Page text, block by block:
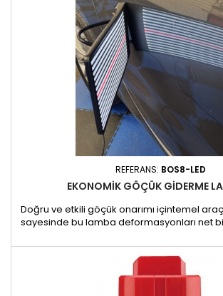
REFERANS: BOS8-LED
EKONOMIK GÖÇÜK GIDERME
Doğru ve etkili göçük onarımı içintemel araç!
sayesinde bu lamba deformasyonları net
kılavuz sağlar. - Optimum görünürlük
aydınlatma. - USB güç kaynağı - 5V giriş
kaynağı ile uyumludur. - Esnek ve rahat